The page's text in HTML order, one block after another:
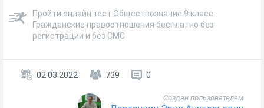
Пройти онлайн тест Обществознание 9 класс.
Гражданские правоотношения бесплатно без
регистрации и без СМС
02.03.2022 739 0
Создан пользователем